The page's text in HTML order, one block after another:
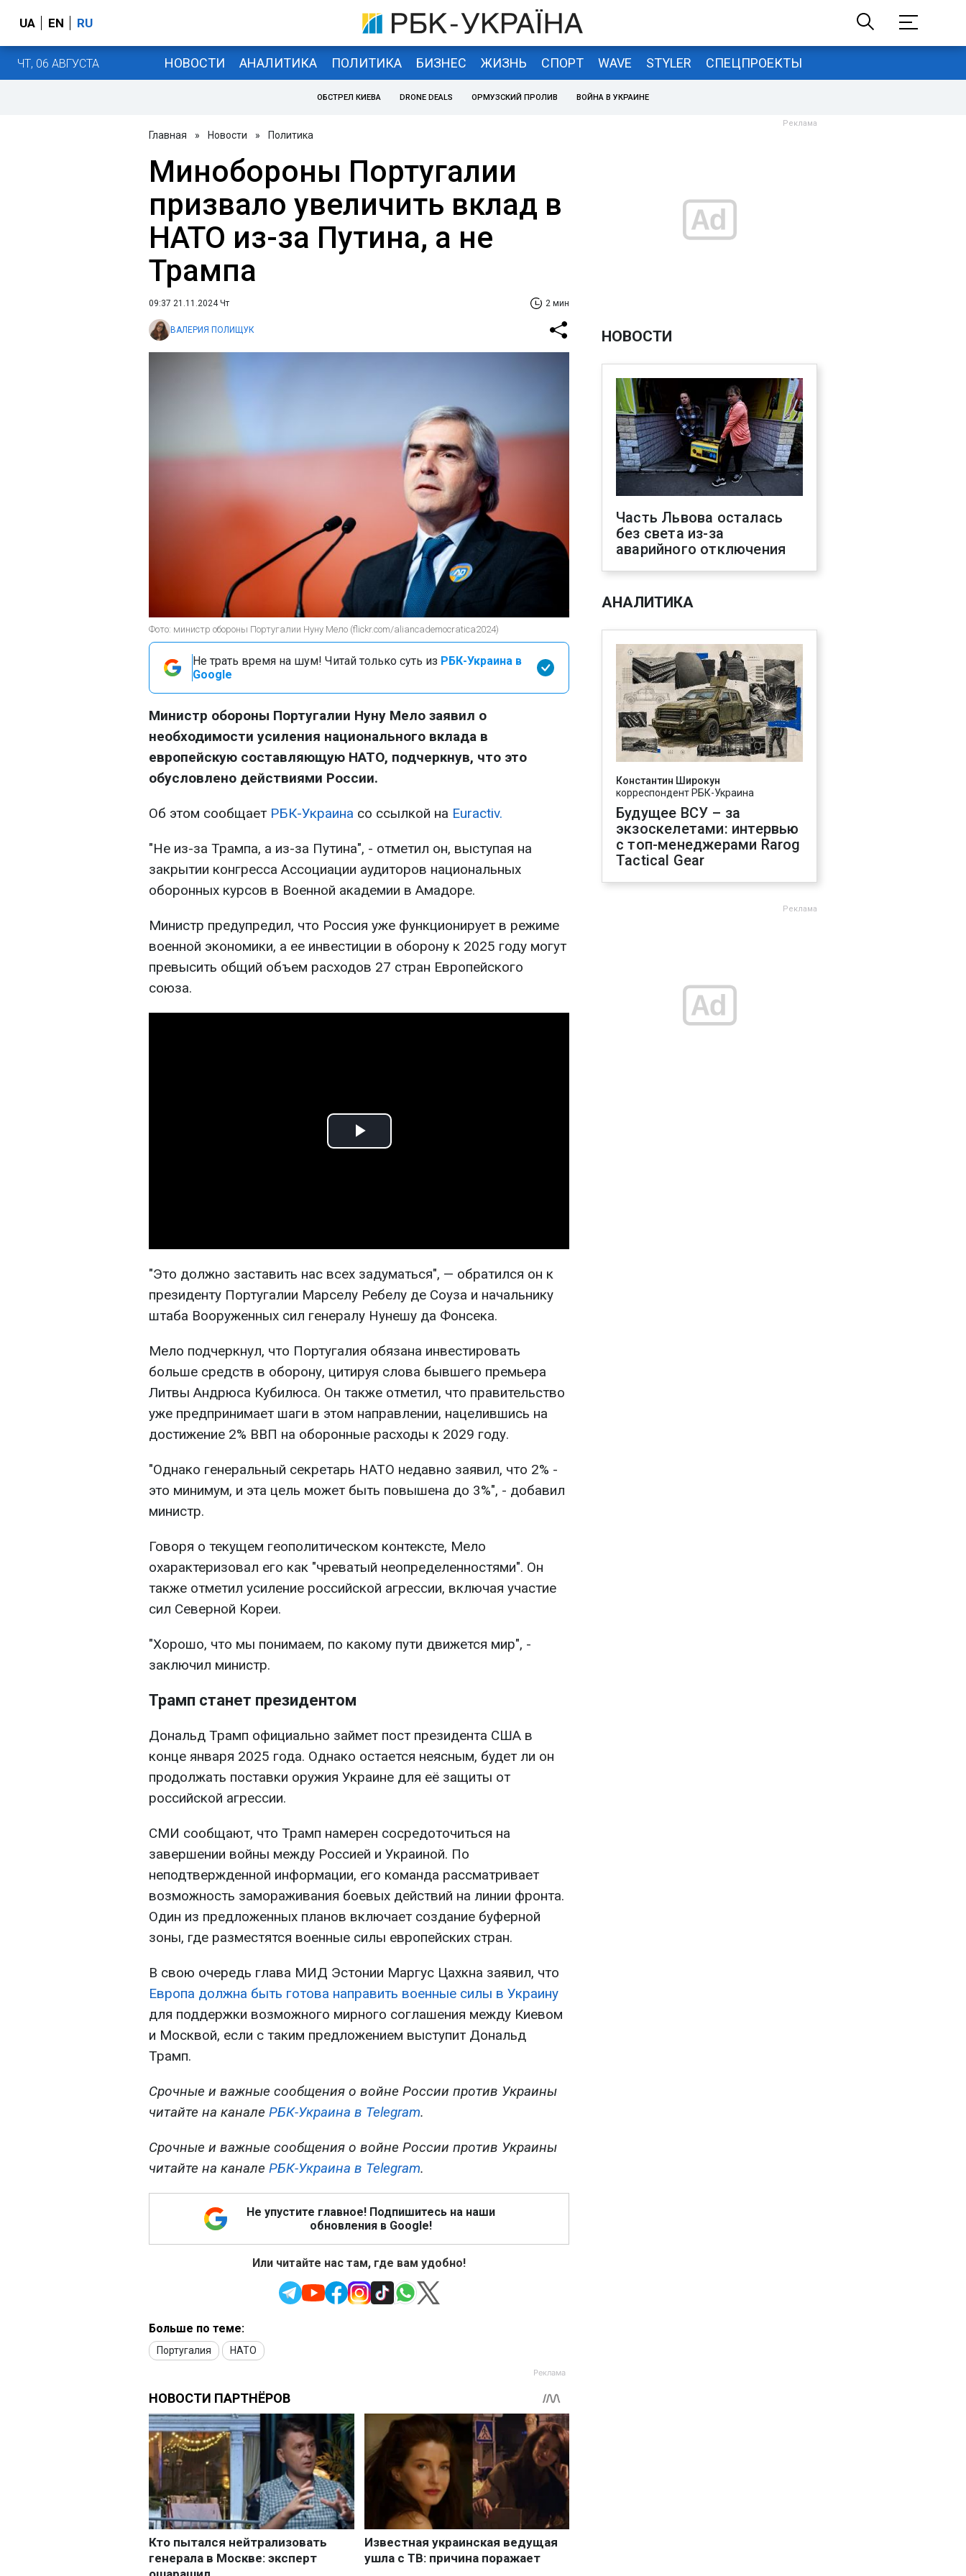
UA EN RU
ЧТ, 06 АВГУСТА НОВОСТИ АНАЛИТИКА ПОЛИТИКА БИЗНЕС ЖИЗНЬ СПОРТ WAVE STYLER СПЕЦПРОЕКТЫ
ОБСТРЕЛ КИЕВА DRONE DEALS ОРМУЗСКИЙ ПРОЛИВ ВОЙНА В УКРАИНЕ
Главная » Новости » Политика
Минобороны Португалии
призвало увеличить вклад в
НАТО из-за Путина, а не
Трампа
09:37 21.11.2024 Чт 2 мин
ВАЛЕРИЯ ПОЛИЩУК
Фото: министр обороны Португалии Нуну Мело (flickr.com/aliancademocratica2024)
Не трать время на шум! Читай только суть из РБК-Украина в
Google
Министр обороны Португалии Нуну Мело заявил о
необходимости усиления национального вклада в
европейскую составляющую НАТО, подчеркнув, что это
обусловлено действиями России.
Об этом сообщает РБК-Украина со ссылкой на Euractiv.
"Не из-за Трампа, а из-за Путина", - отметил он, выступая на
закрытии конгресса Ассоциации аудиторов национальных
оборонных курсов в Военной академии в Амадоре.
Министр предупредил, что Россия уже функционирует в режиме
военной экономики, а ее инвестиции в оборону к 2025 году могут
превысить общий объем расходов 27 стран Европейского
союза.
Play
"Это должно заставить нас всех задуматься", — обратился он к
президенту Португалии Марселу Ребелу де Соуза и начальнику
штаба Вооруженных сил генералу Нунешу да Фонсека.
Мело подчеркнул, что Португалия обязана инвестировать
больше средств в оборону, цитируя слова бывшего премьера
Литвы Андрюса Кубилюса. Он также отметил, что правительство
уже предпринимает шаги в этом направлении, нацелившись на
достижение 2% ВВП на оборонные расходы к 2029 году.
"Однако генеральный секретарь НАТО недавно заявил, что 2% -
это минимум, и эта цель может быть повышена до 3%", - добавил
министр.
Говоря о текущем геополитическом контексте, Мело
охарактеризовал его как "чреватый неопределенностями". Он
также отметил усиление российской агрессии, включая участие
сил Северной Кореи.
"Хорошо, что мы понимаем, по какому пути движется мир", -
заключил министр.
Трамп станет президентом
Дональд Трамп официально займет пост президента США в
конце января 2025 года. Однако остается неясным, будет ли он
продолжать поставки оружия Украине для её защиты от
российской агрессии.
СМИ сообщают, что Трамп намерен сосредоточиться на
завершении войны между Россией и Украиной. По
неподтвержденной информации, его команда рассматривает
возможность замораживания боевых действий на линии фронта.
Один из предложенных планов включает создание буферной
зоны, где разместятся военные силы европейских стран.
В свою очередь глава МИД Эстонии Маргус Цахкна заявил, что
Европа должна быть готова направить военные силы в Украину
для поддержки возможного мирного соглашения между Киевом
и Москвой, если с таким предложением выступит Дональд
Трамп.
Срочные и важные сообщения о войне России против Украины
читайте на канале РБК-Украина в Telegram.
Срочные и важные сообщения о войне России против Украины
читайте на канале РБК-Украина в Telegram.
Не упустите главное! Подпишитесь на наши
обновления в Google!
Или читайте нас там, где вам удобно!
Больше по теме:
Португалия НАТО
НОВОСТИ
Часть Львова осталась
без света из-за
аварийного отключения
АНАЛИТИКА
Константин Широкун
корреспондент РБК-Украина
Будущее ВСУ – за
экзоскелетами: интервью
с топ-менеджерами Rarog
Tactical Gear